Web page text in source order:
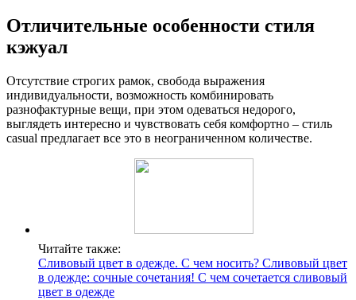
Отличительные особенности стиля
кэжуал
Отсутствие строгих рамок, свобода выражения
индивидуальности, возможность комбинировать
разнофактурные вещи, при этом одеваться недорого,
выглядеть интересно и чувствовать себя комфортно – стиль
casual предлагает все это в неограниченном количестве.
Читайте также:
Сливовый цвет в одежде. С чем носить? Сливовый цвет
в одежде: сочные сочетания! С чем сочетается сливовый
цвет в одежде